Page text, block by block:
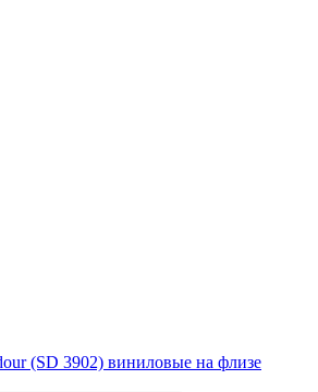
(SD 3902) виниловые на флизе